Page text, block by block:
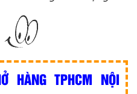
HÀNG TPHCM NỘI